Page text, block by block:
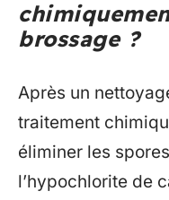
brossage ?
Après un
traitement
éliminer les
l’hypochlorite de